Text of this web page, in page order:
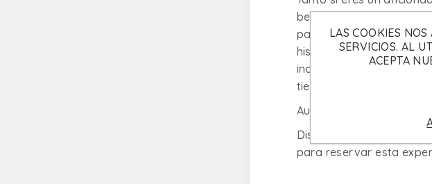
belleza natural, esta
para tu grupo de
historias y tradiciones.
inolvidable que va más
tiempo.
Audioguías a bordo
Disponible en nuestros
para reservar esta
LAS COOKIES
SERVICIOS. AL
ACEPTA